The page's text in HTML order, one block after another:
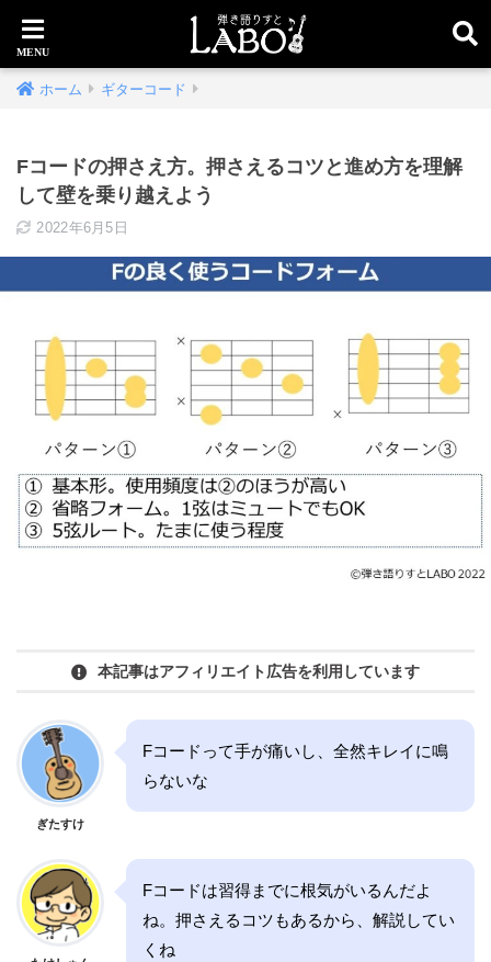
ホーム ギターコード
Fコードの押さえ方。押さえるコツと進め方を理解
して壁を乗り越えよう
2022年6月5日
本記事はアフィリエイト広告を利用しています
ぎたすけ
Fコードって手が痛いし、全然キレイに鳴
らないな
Fコードは習得までに根気がいるんだよ
ね。押さえるコツもあるから、解説してい
くね